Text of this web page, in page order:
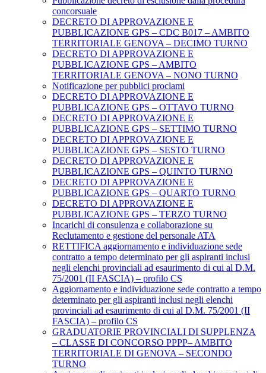
concorsuale
DECRETO DI APPROVAZIONE E
PUBBLICAZIONE GPS – CDC B017 – AMBITO
TERRITORIALE GENOVA – DECIMO TURNO
DECRETO DI APPROVAZIONE E
PUBBLICAZIONE GPS – AMBITO
TERRITORIALE GENOVA – NONO TURNO
Notificazione per pubblici proclami
DECRETO DI APPROVAZIONE E
PUBBLICAZIONE GPS – OTTAVO TURNO
DECRETO DI APPROVAZIONE E
PUBBLICAZIONE GPS – SETTIMO TURNO
DECRETO DI APPROVAZIONE E
PUBBLICAZIONE GPS – SESTO TURNO
DECRETO DI APPROVAZIONE E
PUBBLICAZIONE GPS – QUINTO TURNO
DECRETO DI APPROVAZIONE E
PUBBLICAZIONE GPS – QUARTO TURNO
DECRETO DI APPROVAZIONE E
PUBBLICAZIONE GPS – TERZO TURNO
Incarichi di consulenza e collaborazione su
Reclutamento e gestione del personale ATA
RETTIFICA aggiornamento e individuazione sede
contratto a tempo determinato per gli aspiranti inclusi
negli elenchi provinciali ad esaurimento di cui al D.M.
75/2001 (II FASCIA) – profilo CS
Aggiornamento e individuazione sede contratto a tempo
determinato per gli aspiranti inclusi negli elenchi
provinciali ad esaurimento di cui al D.M. 75/2001 (II
FASCIA) – profilo CS
GRADUATORIE PROVINCIALI DI SUPPLENZA
– CLASSE DI CONCORSO PPPP– AMBITO
TERRITORIALE DI GENOVA – SECONDO
TURNO